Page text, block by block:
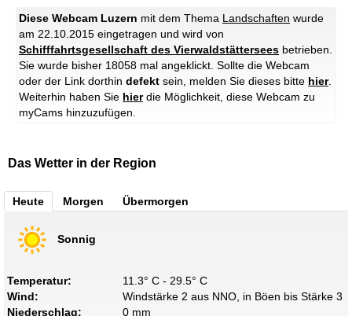
Diese Webcam Luzern mit dem Thema Landschaften wurde
am 22.10.2015 eingetragen und wird von
Schifffahrtsgesellschaft des Vierwaldstättersees betrieben.
Sie wurde bisher 18058 mal angeklickt. Sollte die Webcam
oder der Link dorthin defekt sein, melden Sie dieses bitte hier.
Weiterhin haben Sie hierdie Möglichkeit, diese Webcam zu
myCams hinzuzufügen.
Das Wetter in der Region
Heute Morgen Übermorgen
Sonnig
Temperatur:
11.3° C - 29.5° C
Wind:
Windstärke 2 aus NNO, in Böen bis Stärke 3
Niederschlag:
0 mm